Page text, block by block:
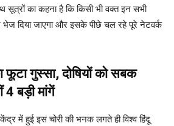
सूत्रों का कहना है कि किसी भी वक्त इन सभी
भेज दिया जाएगा और इसके पीछे चल रहे पूरे नेटवर्क
फूटा गुस्सा, दोषियों को सबक
बड़ी मांगें
में हुई इस चोरी की भनक लगते ही विश्व हिंदू